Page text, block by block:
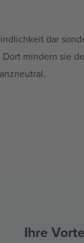
dar
mindern sie
Ihre